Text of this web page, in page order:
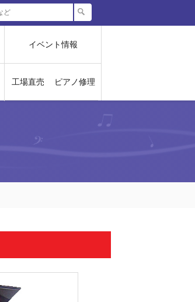
イベント情報
工場直売 ピアノ修理